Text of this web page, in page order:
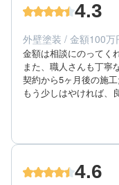
た。60代/男性/一戸建て
築年数：30年
4.3
外壁塗装 / 金額100万
金額は相談にのってく
また、職人さんも丁寧
契約から5ヶ月後の施工
もう少しはやければ、
施工も丁寧に行っても
満足度
50代/男性/一戸建て
4.6